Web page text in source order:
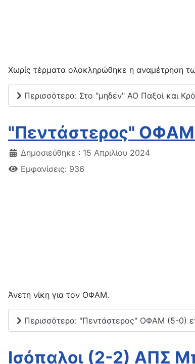
Χωρίς τέρματα ολοκληρώθηκε η αναμέτρηση
Περισσότερα: Στο "μηδέν" ΑΟ Παξοί και
"Πεντάστερος"
Δημοσιεύθηκε : 15 Απριλίου 2024
Εμφανίσεις: 936
Άνετη νίκη για τον ΟΦΑΜ.
Περισσότερα: "Πεντάστερος" ΟΦΑΜ (5-0)
Ισόπαλοι (2-2) ΑΠΣ